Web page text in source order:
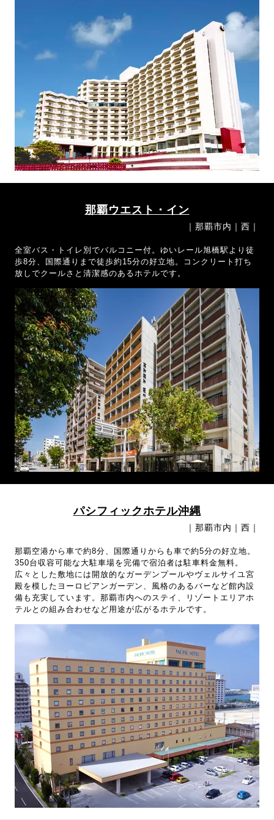
那覇ウエスト・イン
｜那覇市内｜西｜
全室バス・トイレ別でバルコニー付。ゆいレール旭橋駅より徒
歩8分、国際通りまで徒歩約15分の好立地。コンクリート打ち
放しでクールさと清潔感のあるホテルです。
パシフィックホテル沖縄
｜那覇市内｜西｜
那覇空港から車で約8分、国際通りからも車で約5分の好立地。
350台収容可能な大駐車場を完備で宿泊者は駐車料金無料。
広々とした敷地には開放的なガーデンプールやヴェルサイユ宮
殿を模したヨーロピアンガーデン、風格のあるバーなど館内設
備も充実しています。那覇市内へのステイ、リゾートエリアホ
テルとの組み合わせなど用途が広がるホテルです。